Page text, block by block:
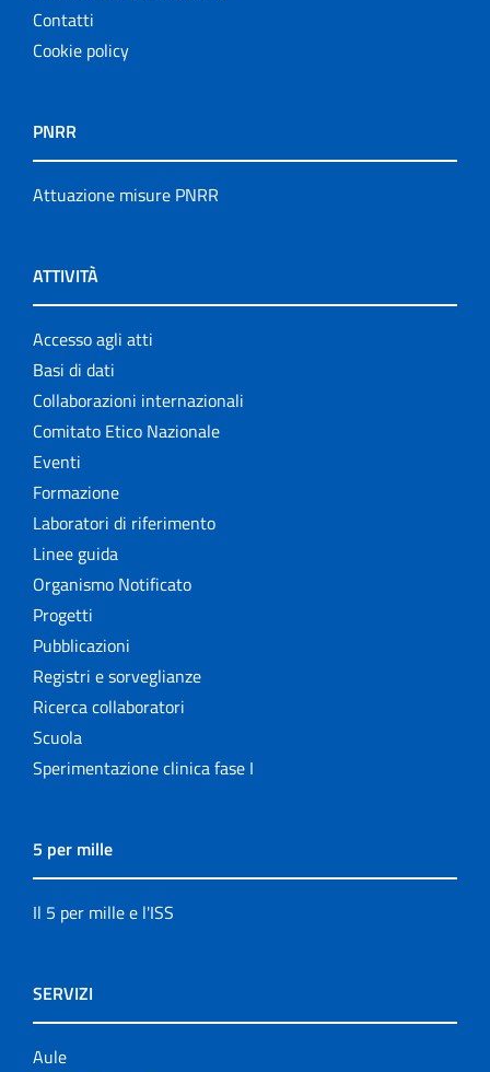
Contatti
Cookie policy
PNRR
Attuazione misure PNRR
ATTIVITÀ
Accesso agli atti
Basi di dati
Collaborazioni internazionali
Comitato Etico Nazionale
Eventi
Formazione
Laboratori di riferimento
Linee guida
Organismo Notificato
Progetti
Pubblicazioni
Registri e sorveglianze
Ricerca collaboratori
Scuola
Sperimentazione clinica fase I
5 per mille
Il 5 per mille e l'ISS
SERVIZI
Aule